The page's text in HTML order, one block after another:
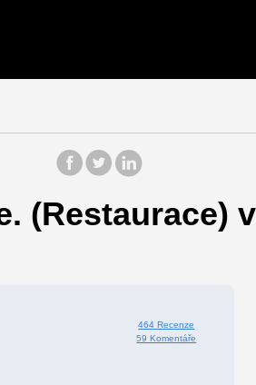
(Restaurace)
464 Recenze
59 Komentáře